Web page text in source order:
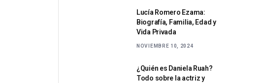
Lucía Romero Ezama:
Biografía, Familia, Edad y
Vida Privada
NOVIEMBRE 10, 2024
¿Quién es Daniela Ruah?
Todo sobre la actriz y